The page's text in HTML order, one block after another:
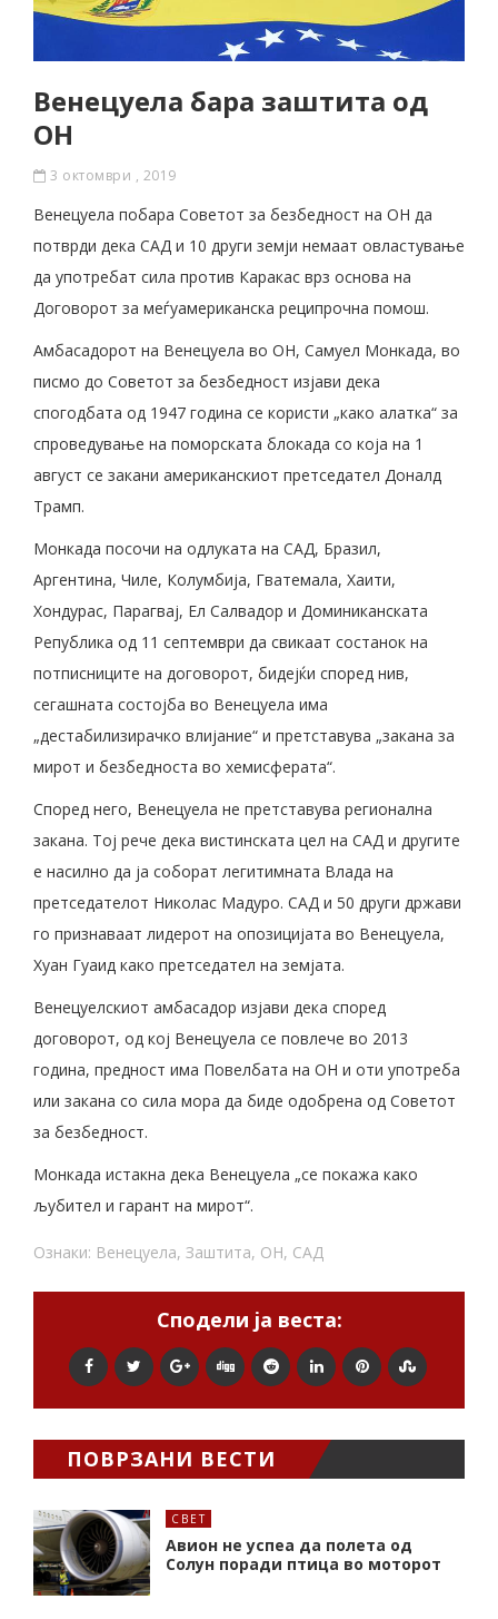
Венецуела бара заштита од
ОН
3 октомври , 2019
Венецуела побара Советот за безбедност на ОН да
потврди дека САД и 10 други земји немаат овластување
да употребат сила против Каракас врз основа на
Договорот за меѓуамериканска реципрочна помош.
Амбасадорот на Венецуела во ОН, Самуел Монкада, во
писмо до Советот за безбедност изјави дека
спогодбата од 1947 година се користи „како алатка“ за
спроведување на поморската блокада со која на 1
август се закани американскиот претседател Доналд
Трамп.
Монкада посочи на одлуката на САД, Бразил,
Аргентина, Чиле, Колумбија, Гватемала, Хаити,
Хондурас, Парагвај, Ел Салвадор и Доминиканската
Република од 11 септември да свикаат состанок на
потписниците на договорот, бидејќи според нив,
сегашната состојба во Венецуела има
„дестабилизирачко влијание“ и претставува „закана за
мирот и безбедноста во хемисферата“.
Според него, Венецуела не претставува регионална
закана. Тој рече дека вистинската цел на САД и другите
е насилно да ја соборат легитимната Влада на
претседателот Николас Мадуро. САД и 50 други држави
го признаваат лидерот на опозицијата во Венецуела,
Хуан Гуаид како претседател на земјата.
Венецуелскиот амбасадор изјави дека според
договорот, од кој Венецуела се повлече во 2013
година, предност има Повелбата на ОН и оти употреба
или закана со сила мора да биде одобрена од Советот
за безбедност.
Монкада истакна дека Венецуела „се покажа како
љубител и гарант на мирот“.
Ознаки: Венецуела, Заштита, ОН, САД
Сподели ја веста:
ПОВРЗАНИ ВЕСТИ
СВЕТ
Авион не успеа да полета од
Солун поради птица во моторот